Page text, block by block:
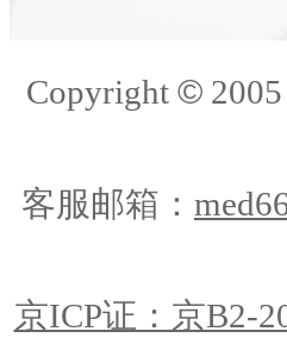
Copyright ©2005
客服邮箱：
京ICP证：京B2-